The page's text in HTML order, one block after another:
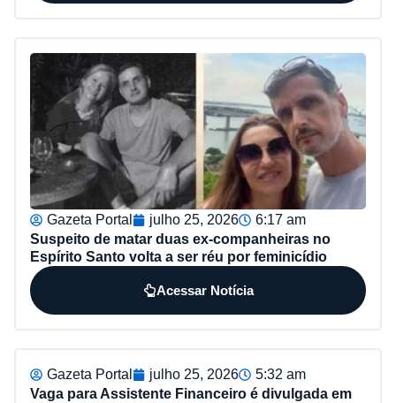
Gazeta Portal julho 25, 2026
6:17 am
Suspeito de matar duas ex-companheiras no
Espírito Santo volta a ser réu por feminicídio
Acessar Notícia
Gazeta Portal julho 25, 2026
5:32 am
Vaga para Assistente Financeiro é divulgada em